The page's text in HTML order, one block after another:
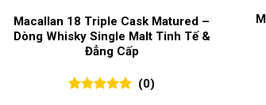
Macallan 18 Triple Cask Matured –
Dòng Whisky Single Malt Tinh Tế &
Đẳng Cấp
(0)